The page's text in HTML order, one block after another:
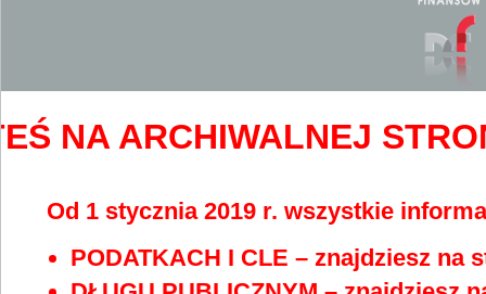
NA ARCHIWALNEJ
Od 1 stycznia 2019 r. wszystkie
PODATKACH I CLE – znajdziesz na